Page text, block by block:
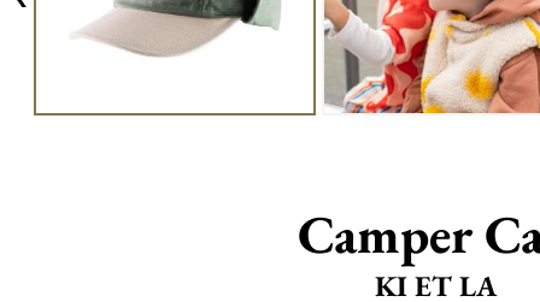
Camper
KI ET LA